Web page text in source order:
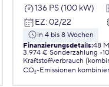
136 PS (100 kW)
EZ: 02/22
in 4 bis 8 Wochen
Finanzierungsdetails:48
3.974 € Sonderzahlung
Kraftstoffverbrauch
CO₂-Emissionen